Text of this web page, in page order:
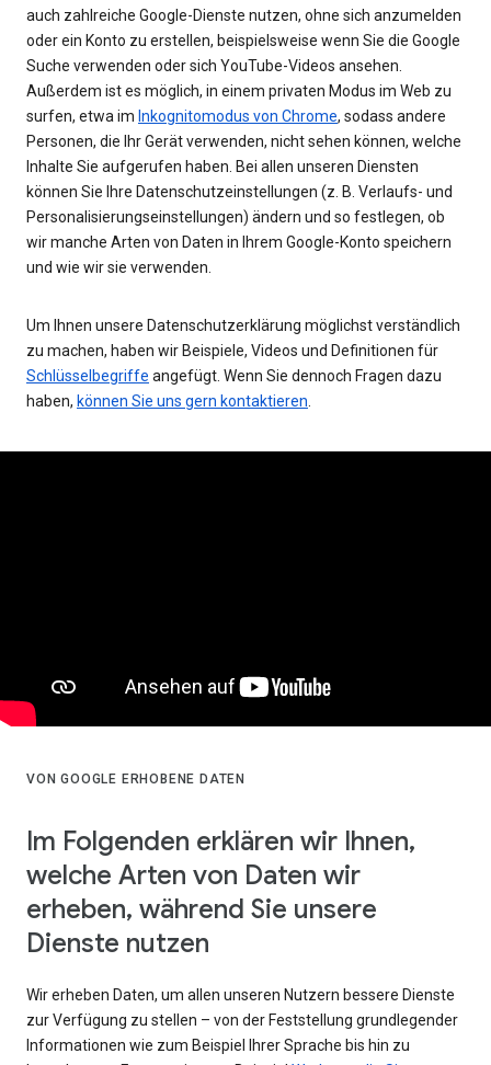
auch zahlreiche Google-Dienste nutzen, ohne sich anzumelden
oder ein Konto zu erstellen, beispielsweise wenn Sie die Google
Suche verwenden oder sich YouTube-Videos ansehen.
Außerdem ist es möglich, in einem privaten Modus im Web zu
surfen, etwa im Inkognitomodus von Chrome, sodass andere
Personen, die Ihr Gerät verwenden, nicht sehen können, welche
Inhalte Sie aufgerufen haben. Bei allen unseren Diensten
können Sie Ihre Datenschutzeinstellungen (z. B. Verlaufs- und
Personalisierungseinstellungen) ändern und so festlegen, ob
wir manche Arten von Daten in Ihrem Google-Konto speichern
und wie wir sie verwenden.
Um Ihnen unsere Datenschutzerklärung möglichst verständlich
zu machen, haben wir Beispiele, Videos und Definitionen für
Schlüsselbegriffe angefügt. Wenn Sie dennoch Fragen dazu
haben, können Sie uns gern kontaktieren
VON GOOGLE ERHOBENE DATEN
Im Folgenden erklären wir Ihnen,
welche Arten von Daten wir
erheben, während Sie unsere
Dienste nutzen
Wir erheben Daten, um allen unseren Nutzern bessere Dienste
zur Verfügung zu stellen – von der Feststellung grundlegender
Informationen wie zum Beispiel Ihrer Sprache bis hin zu